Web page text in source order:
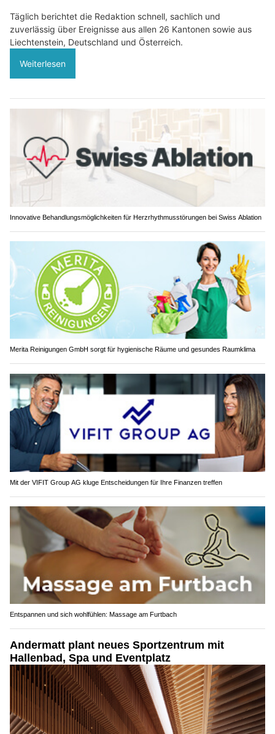
Täglich berichtet die Redaktion schnell, sachlich und
zuverlässig über Ereignisse aus allen 26 Kantonen sowie aus
Liechtenstein, Deutschland und Österreich.
Weiterlesen
Innovative Behandlungsmöglichkeiten für Herzrhythmusstörungen bei Swiss Ablation
Merita Reinigungen GmbH sorgt für hygienische Räume und gesundes Raumklima
Mit der VIFIT Group AG kluge Entscheidungen für Ihre Finanzen treffen
Entspannen und sich wohlfühlen: Massage am Furtbach
Andermatt plant neues Sportzentrum mit
Hallenbad, Spa und Eventplatz